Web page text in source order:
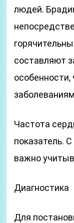
людей.
составляют
Частота
показатель.
важно
Диагностика
Для